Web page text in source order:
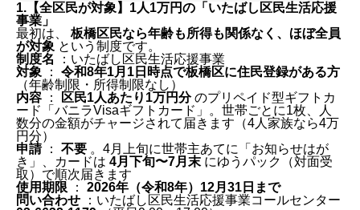
1.【全区民が対象】1人1万円の「いたばし区民生活応援
事業」
最初は、 板橋区民なら年齢も所得も関係なく、ほぼ全員
が対象 という制度です。
制度名
：いたばし区民生活応援事業
対象 ： 令和8年1月1日時点で板橋区に住民登録がある方
（年齢制限・所得制限なし）
内容 ： 区民1人あたり1万円分のプリペイド型ギフトカ
ード「バニラVisaギフトカード」。世帯ごとに1枚、人
数分の金額がチャージされて届きます（4人家族なら4万
円分）
申請： 不要 。4月上旬に世帯主あてに「お知らせはが
き」、カードは 4月下旬〜7月末 にゆうパック（対面受
取）で順次届きます
使用期限 ： 2026年（令和8年）12月31日まで
問い合わせ ：いたばし区民生活応援事業コールセンター